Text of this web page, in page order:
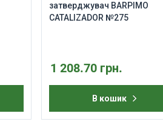
затверджувач BARPIMO
CATALIZADOR №275
1 208.70 грн.
В кошик